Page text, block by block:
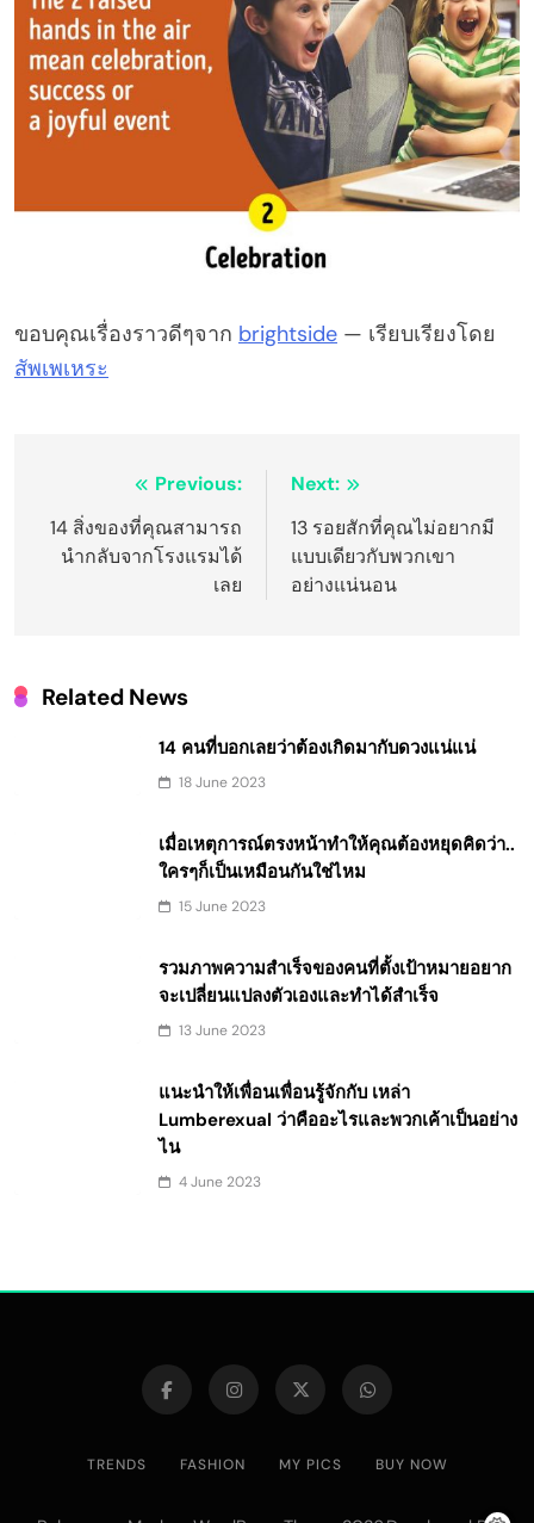
ขอบคุณเรื่องราวดีๆจาก brightside — เรียบเรียงโดย
สัพเพเหระ
navigation
Previous:
14 สิ่งของที่คุณสามารถ
นำกลับจากโรงแรมได้
เลย
Next:
13 รอยสักที่คุณไม่อยากมี
แบบเดียวกับพวกเขา
อย่างแน่นอน
Related News
14 คนที่บอกเลยว่าต้องเกิดมากับดวงแน่แน่
18 June 2023
เมื่อเหตุการณ์ตรงหน้าทำให้คุณต้องหยุดคิดว่า..
ใครๆก็เป็นเหมือนกันใช่ไหม
15 June 2023
รวมภาพความสำเร็จของคนที่ตั้งเป้าหมายอยาก
จะเปลี่ยนแปลงตัวเองและทำได้สำเร็จ
13 June 2023
แนะนำให้เพื่อนเพื่อนรู้จักกับ เหล่า
Lumberexual ว่าคืออะไรและพวกเค้าเป็นอย่าง
ไน
4 June 2023
TRENDS FASHION MY PICS BUY NOW